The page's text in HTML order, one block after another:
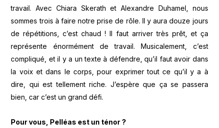
travail. Avec Chiara Skerath et Alexandre Duhamel, nous
sommes trois à faire notre prise de rôle. Il y aura douze jours
de répétitions, c’est chaud ! Il faut arriver très prêt, et ça
représente énormément de travail. Musicalement, c’est
compliqué, et il y a un texte à défendre, qu’il faut avoir dans
la voix et dans le corps, pour exprimer tout ce qu’il y a à
dire, qui est tellement riche. J’espère que ça se passera
bien, car c’est un grand défi.
Pour vous, Pelléas est un ténor ?